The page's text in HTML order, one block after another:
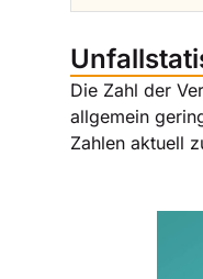
Die Zahl der
allgemein
Zahlen aktuell